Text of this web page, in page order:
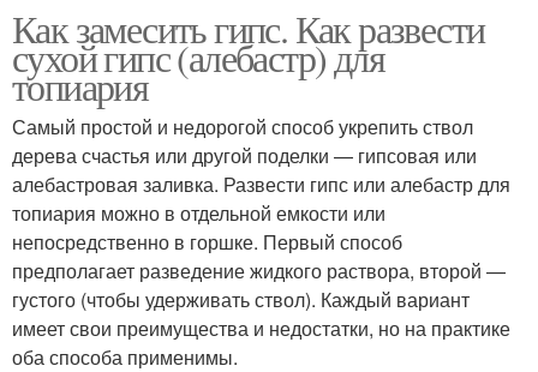
Как замесить гипс. Как развести
сухой гипс (алебастр) для
топиария
Самый простой и недорогой способ укрепить ствол
дерева счастья или другой поделки — гипсовая или
алебастровая заливка. Развести гипс или алебастр для
топиария можно в отдельной емкости или
непосредственно в горшке. Первый способ
предполагает разведение жидкого раствора, второй —
густого (чтобы удерживать ствол). Каждый вариант
имеет свои преимущества и недостатки, но на практике
оба способа применимы.